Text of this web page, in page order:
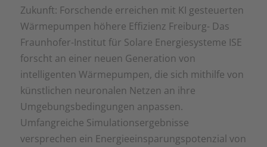
Zukunft: Forschende erreichen mit KI gesteuerten
Wärmepumpen höhere Effizienz Freiburg- Das
Fraunhofer-Institut für Solare Energiesysteme ISE
forscht an einer neuen Generation von
intelligenten Wärmepumpen, die sich mithilfe von
künstlichen neuronalen Netzen an ihre
Umgebungsbedingungen anpassen.
Umfangreiche Simulationsergebnisse
versprechen ein Energieeinsparungspotenzial von